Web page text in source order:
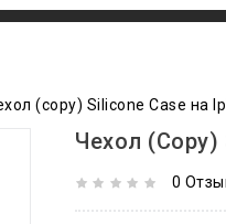
(copy) Silicone Case на
Чехол (copy)
0